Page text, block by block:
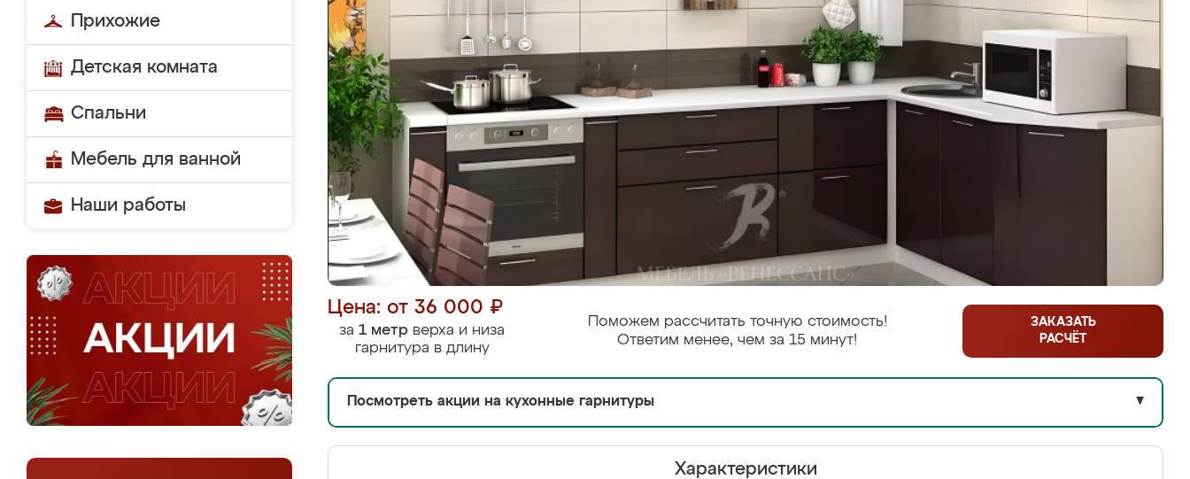
Прихожие
Детская комната
Спальни
Мебель для ванной
Наши работы
Цена: от 36 000 ₽
за 1 метр верха и низа
гарнитура в длину
Поможем рассчитать точную стоимость!
Ответим менее, чем за 15 минут!
ЗАКАЗАТЬ
РАСЧЁТ
Посмотреть акции на кухонные гарнитуры ▼
Характеристики